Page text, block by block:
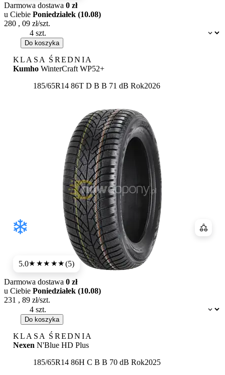
Dostępność:
Darmowa dostawa 0 zł
u Ciebie Poniedziałek (10.08)
280 , 09 zł/szt.
Do koszyka
KLASA ŚREDNIA
Kumho WinterCraft WP52+
185/65R14 86T Etykieta:
D B B 71 dB Rok2026
5.0★★★★★(5)
Dostępność:
Darmowa dostawa 0 zł
u Ciebie Poniedziałek (10.08)
231 , 89 zł/szt.
Do koszyka
KLASA ŚREDNIA
Nexen N'Blue HD Plus
185/65R14 86H Etykieta:
C B B 70 dB Rok2025